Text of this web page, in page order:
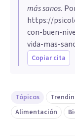
más sanos.
https://
con-buen-
vida-mas-
Copiar cita
Tópicos
Alimentación